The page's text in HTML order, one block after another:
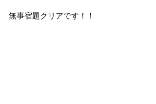
無事宿題クリアです！！